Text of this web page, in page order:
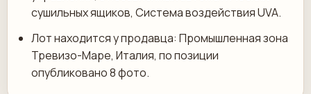
сушильных ящиков, Система воздействия UVA.
Лот находится у продавца: Промышленная зона
Тревизо-Маре, Италия, по позиции
опубликовано 8 фото.